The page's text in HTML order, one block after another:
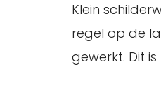
Klein
regel op de
gewerkt. Dit